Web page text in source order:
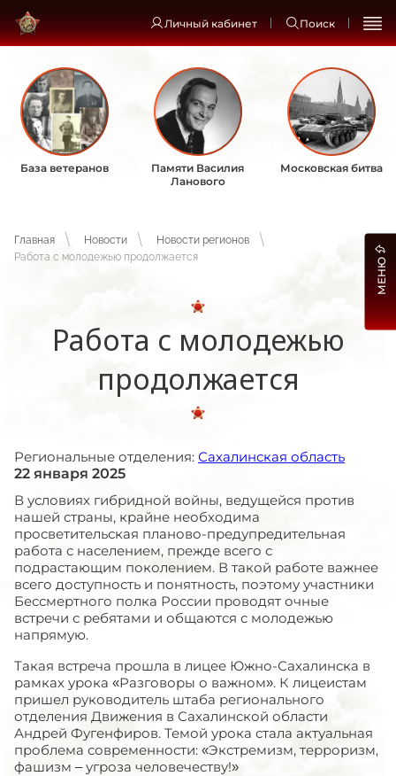
Личный кабинет Поиск
База ветеранов
Памяти Василия
Ланового
Московская битва
Главная Новости
Новости регионов
Работа с молодежью продолжается
Работа с молодежью
продолжается
Региональные отделения: Сахалинская область
22 января 2025
В условиях гибридной войны, ведущейся против
нашей страны, крайне необходима
просветительская планово-предупредительная
работа с населением, прежде всего с
подрастающим поколением. В такой работе важнее
всего доступность и понятность, поэтому участники
Бессмертного полка России проводят очные
встречи с ребятами и общаются с молодежью
напрямую.
Такая встреча прошла в лицее Южно-Сахалинска в
рамках урока «Разговоры о важном». К лицеистам
пришел руководитель штаба регионального
отделения Движения в Сахалинской области
Андрей Фугенфиров. Темой урока стала актуальная
проблема современности: «Экстремизм, терроризм,
фашизм – угроза человечеству!»
МЕНЮ